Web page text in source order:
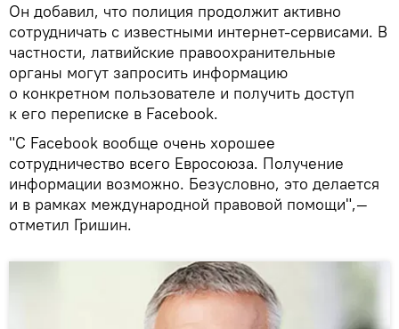
Он добавил, что полиция продолжит активно
сотрудничать с известными интернет-сервисами. В
частности, латвийские правоохранительные
органы могут запросить информацию
о конкретном пользователе и получить доступ
к его переписке в Facebook.
"С Facebook вообще очень хорошее
сотрудничество всего Евросоюза. Получение
информации возможно. Безусловно, это делается
и в рамках международной правовой помощи",—
отметил Гришин.